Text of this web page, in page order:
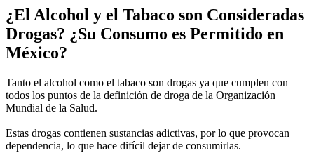
¿El Alcohol y el Tabaco son Consideradas
Drogas? ¿Su Consumo es Permitido en
México?
Tanto el alcohol como el tabaco son drogas ya que cumplen con
todos los puntos de la definición de droga de la Organización
Mundial de la Salud.
Estas drogas contienen sustancias adictivas, por lo que provocan
dependencia, lo que hace difícil dejar de consumirlas.